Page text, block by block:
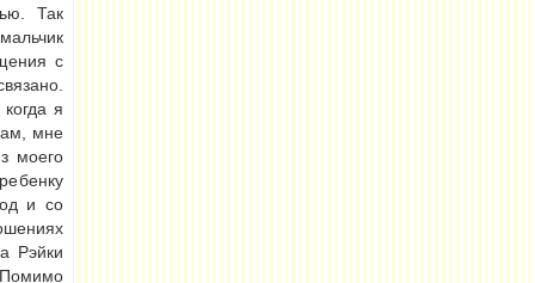
Так
с
я
мне
моего
и со
Рэйки
Помимо